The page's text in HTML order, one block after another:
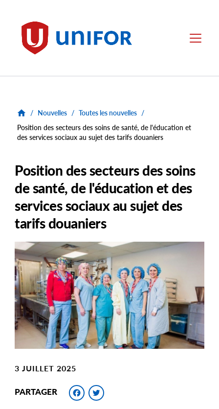
Unifor Menu
/ Nouvelles / Toutes les nouvelles /
Position des secteurs des soins de santé, de l'éducation et
des services sociaux au sujet des tarifs douaniers
Position des secteurs des soins
de santé, de l'éducation et des
services sociaux au sujet des
tarifs douaniers
Main
Image
Image
3 JUILLET 2025
PARTAGER Facebook